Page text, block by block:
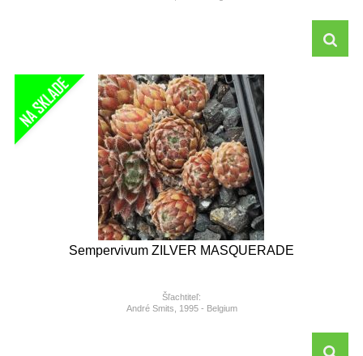
Sempervivum ZILVER MASQUERADE
Šľachtiteľ:
André Smits, 1995 - Belgium